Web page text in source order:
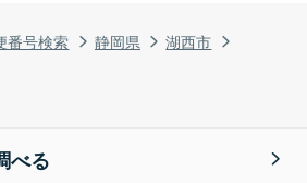
番号検索 静岡県
湖西市
べる